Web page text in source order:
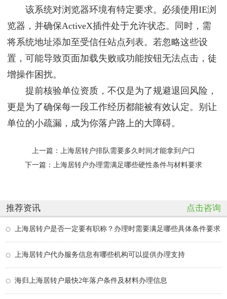
该系统对浏览器环境有特定要求。必须使用IE浏
览器，并确保ActiveX插件处于允许状态。同时，需
将系统地址添加至受信任站点列表。若忽略这些设
置，可能导致页面加载失败或功能按钮无法点击，徒
增操作困扰。
提前核验单位资质，不仅是为了规避退回风险，
更是为了确保每一段工作经历都能被有效认定。别让
单位的小疏漏，成为你落户路上的大障碍。
上一篇：
上海居转户排队需要多久时间才能拿到户口
下一篇：
上海居转户办理需满足哪些硬性条件与材料要求
推荐资讯 点击咨询
上海居转户是否一定要有职称？办理时需要满足哪些具体条件要求
上海居转户代办服务信息有哪些机构可以提供办理支持
海归上海居转户最快2年落户条件及材料办理信息